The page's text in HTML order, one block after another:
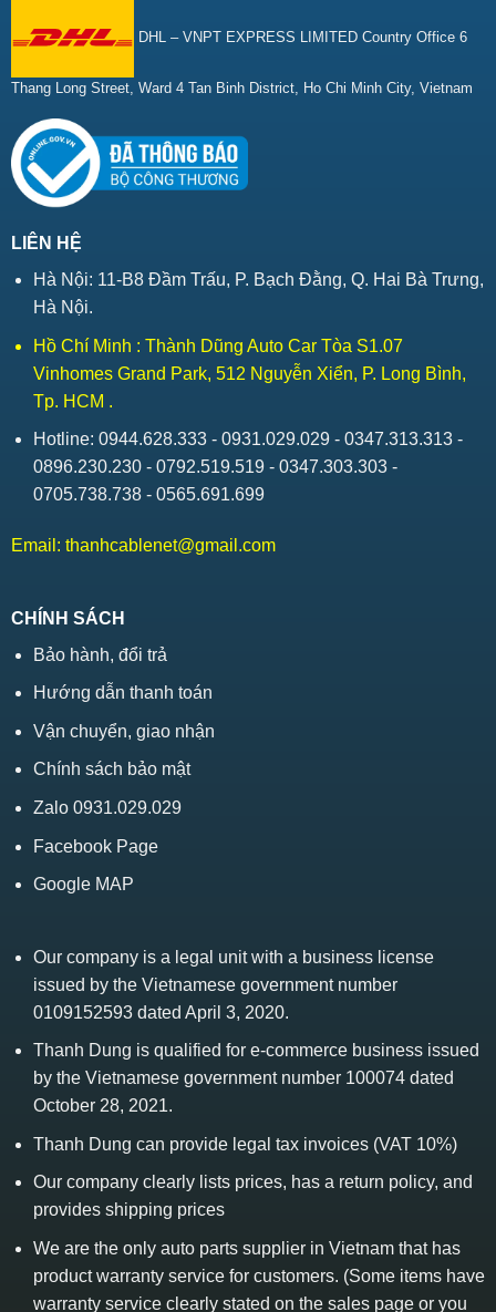
DHL – VNPT EXPRESS LIMITED Country Office 6
Thang Long Street, Ward 4 Tan Binh District, Ho Chi Minh City, Vietnam
LIÊN HỆ
Hà Nội: 11-B8 Đầm Trấu, P. Bạch Đằng, Q. Hai Bà Trưng,
Hà Nội.
Hồ Chí Minh : Thành Dũng Auto Car Tòa S1.07
Vinhomes Grand Park, 512 Nguyễn Xiển, P. Long Bình,
Tp. HCM .
Hotline: 0944.628.333 - 0931.029.029 - 0347.313.313 -
0896.230.230 - 0792.519.519 - 0347.303.303 -
0705.738.738 - 0565.691.699
Email: thanhcablenet@gmail.com
CHÍNH SÁCH
Bảo hành, đổi trả
Hướng dẫn thanh toán
Vận chuyển, giao nhận
Chính sách bảo mật
Zalo 0931.029.029
Facebook Page
Google MAP
Our company is a legal unit with a business license
issued by the Vietnamese government number
0109152593 dated April 3, 2020.
Thanh Dung is qualified for e-commerce business issued
by the Vietnamese government number 100074 dated
October 28, 2021.
Thanh Dung can provide legal tax invoices (VAT 10%)
Our company clearly lists prices, has a return policy, and
provides shipping prices
We are the only auto parts supplier in Vietnam that has
product warranty service for customers. (Some items have
warranty service clearly stated on the sales page or you